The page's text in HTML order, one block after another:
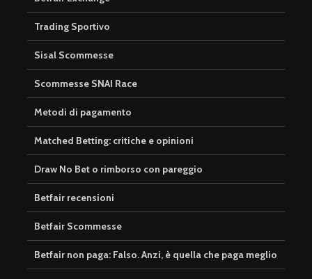
Trading Sportivo
Sisal Scommesse
Scommesse SNAI Race
Metodi di pagamento
Matched Betting: critiche e opinioni
Draw No Bet o rimborso con pareggio
Betfair recensioni
Betfair Scommesse
Betfair non paga: Falso. Anzi, è quella che paga meglio